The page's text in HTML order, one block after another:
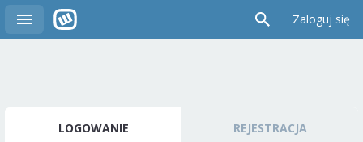
Zaloguj się
LOGOWANIE REJESTRACJA